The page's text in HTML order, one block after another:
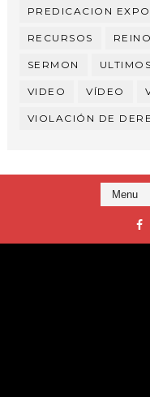
PREDICACION
RECURSOS
SERMON
VIDEO VÍDEO
VIOLACIÓN DE